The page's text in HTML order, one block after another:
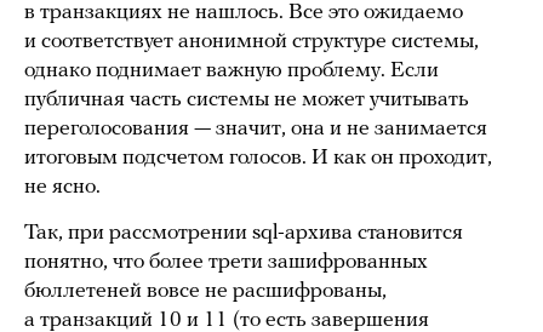
в транзакциях не нашлось. Все это ожидаемо
и соответствует анонимной структуре системы,
однако поднимает важную проблему. Если
публичная часть системы не может учитывать
переголосования — значит, она и не занимается
итоговым подсчетом голосов. И как он проходит,
не ясно.
Так, при рассмотрении sql-архива становится
понятно, что более трети зашифрованных
бюллетеней вовсе не расшифрованы,
а транзакций 10 и 11 (то есть завершения